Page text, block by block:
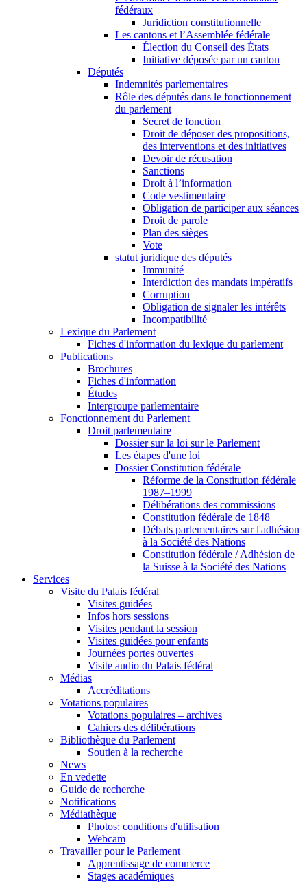
fédéraux
Juridiction constitutionnelle
Les cantons et l’Assemblée fédérale
Élection du Conseil des États
Initiative déposée par un canton
Députés
Indemnités parlementaires
Rôle des députés dans le fonctionnement
du parlement
Secret de fonction
Droit de déposer des propositions,
des interventions et des initiatives
Devoir de récusation
Sanctions
Droit à l’information
Code vestimentaire
Obligation de participer aux séances
Droit de parole
Plan des sièges
Vote
statut juridique des députés
Immunité
Interdiction des mandats impératifs
Corruption
Obligation de signaler les intérêts
Incompatibilité
Lexique du Parlement
Fiches d'information du lexique du parlement
Publications
Brochures
Fiches d'information
Études
Intergroupe parlementaire
Fonctionnement du Parlement
Droit parlementaire
Dossier sur la loi sur le Parlement
Les étapes d'une loi
Dossier Constitution fédérale
Réforme de la Constitution fédérale
1987–1999
Délibérations des commissions
Constitution fédérale de 1848
Débats parlementaires sur l'adhésion
à la Société des Nations
Constitution fédérale / Adhésion de
la Suisse à la Société des Nations
Services
Visite du Palais fédéral
Visites guidées
Infos hors sessions
Visites pendant la session
Visites guidées pour enfants
Journées portes ouvertes
Visite audio du Palais fédéral
Médias
Accréditations
Votations populaires
Votations populaires – archives
Cahiers des délibérations
Bibliothèque du Parlement
Soutien à la recherche
News
En vedette
Guide de recherche
Notifications
Médiathèque
Photos: conditions d'utilisation
Webcam
Travailler pour le Parlement
Apprentissage de commerce
Stages académiques